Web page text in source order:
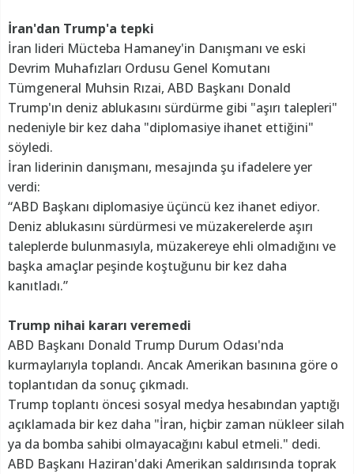
İran'dan Trump'a tepki
İran lideri Mücteba Hamaney'in Danışmanı ve eski
Devrim Muhafızları Ordusu Genel Komutanı
Tümgeneral Muhsin Rızai, ABD Başkanı Donald
Trump'ın deniz ablukasını sürdürme gibi "aşırı talepleri"
nedeniyle bir kez daha "diplomasiye ihanet ettiğini"
söyledi.
İran liderinin danışmanı, mesajında şu ifadelere yer
verdi:
“ABD Başkanı diplomasiye üçüncü kez ihanet ediyor.
Deniz ablukasını sürdürmesi ve müzakerelerde aşırı
taleplerde bulunmasıyla, müzakereye ehli olmadığını ve
başka amaçlar peşinde koştuğunu bir kez daha
kanıtladı.”
Trump nihai kararı veremedi
ABD Başkanı Donald Trump Durum Odası'nda
kurmaylarıyla toplandı. Ancak Amerikan basınına göre o
toplantıdan da sonuç çıkmadı.
Trump toplantı öncesi sosyal medya hesabından yaptığı
açıklamada bir kez daha "İran, hiçbir zaman nükleer silah
ya da bomba sahibi olmayacağını kabul etmeli." dedi.
ABD Başkanı Haziran'daki Amerikan saldırısında toprak